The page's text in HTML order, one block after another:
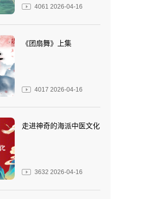
4061 2026-04-16
《团扇舞》上集
4017 2026-04-16
走进神奇的海派中医文化
3632 2026-04-16